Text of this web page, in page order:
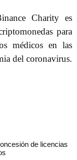
Charity es
para
médicos en las
del coronavirus.
de licencias